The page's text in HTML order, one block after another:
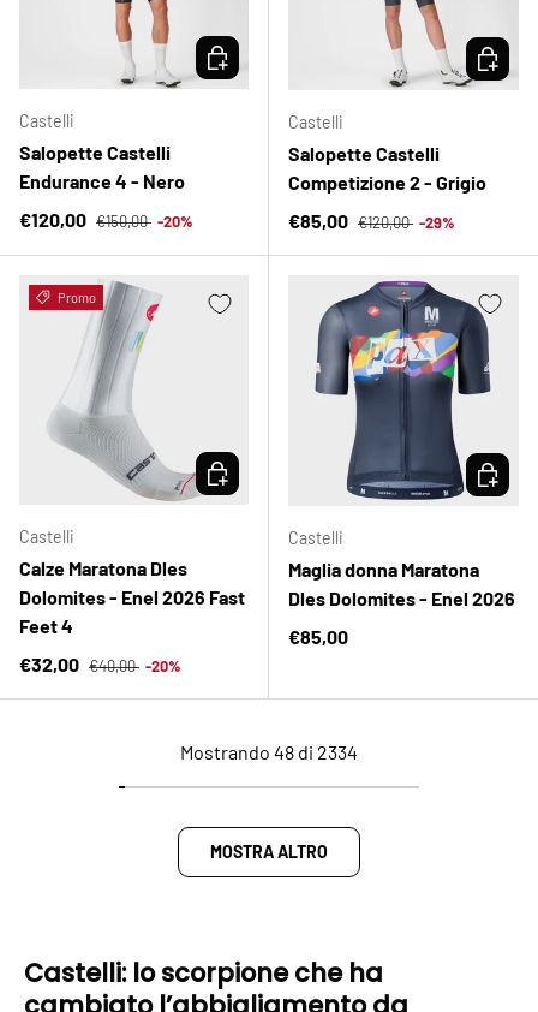
Castelli
Salopette Castelli
Endurance 4 - Nero
Prezzo di vendita
€120,00 Prezzo normale
€150,00 -20%
SCEGLI OPZIONI
Castelli
Salopette Castelli
Competizione 2 - Grigio
Prezzo di vendita
€85,00 Prezzo normale
€120,00 -29%
SCEGLI
Promo
Castelli
Calze Maratona Dles
Dolomites - Enel 2026 Fast
Feet 4
Prezzo di vendita
€32,00 Prezzo normale
€40,00 -20%
SCEGLI OPZIONI
Castelli
Maglia donna Maratona
Dles Dolomites - Enel 2026
Prezzo normale
€85,00
SCEGLI
Mostrando 48 di 2334
MOSTRA ALTRO
Castelli: lo scorpione che ha
cambiato l’abbigliamento da